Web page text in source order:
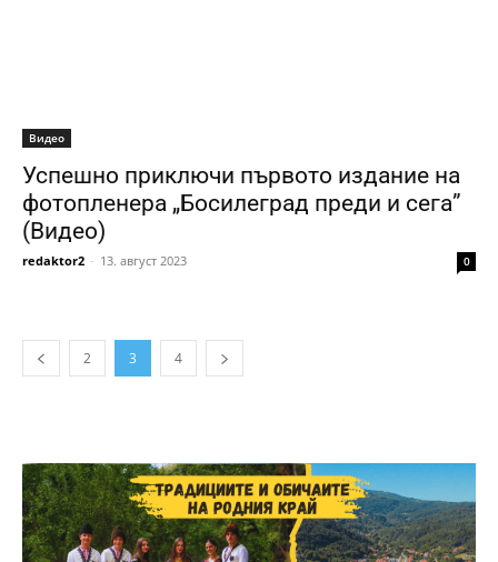
Видео
Успешно приключи първото издание на
фотопленера „Босилеград преди и сега”
(Видео)
redaktor2 - 13. август 2023 0
2 3 4